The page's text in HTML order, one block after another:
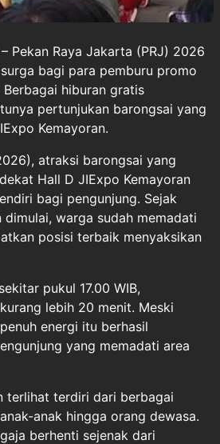
– Pekan Raya Jakarta (PRJ) 2026
bagi para pemburu promo
hiburan gratis
pertunjukan barongsai yang
Kemayoran.
atraksi barongsai yang
Hall D JIExpo Kemayoran
bagi pengunjung. Sejak
warga sudah memadati
posisi terbaik menyaksikan
pukul 17.00 WIB,
lebih 20 menit. Meski
energi itu berhasil
yang memadati area
terlihat terdiri dari berbagai
anak hingga orang dewasa.
berhenti sejenak dari